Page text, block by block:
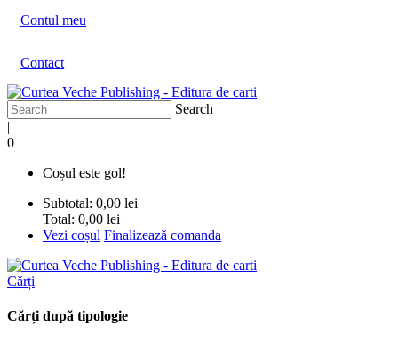
Contul meu
Contact
Search
|
0
Coșul este gol!
Subtotal: 0,00 lei
Total: 0,00 lei
Vezi coșul Finalizează comanda
Cărți
Cărți după tipologie